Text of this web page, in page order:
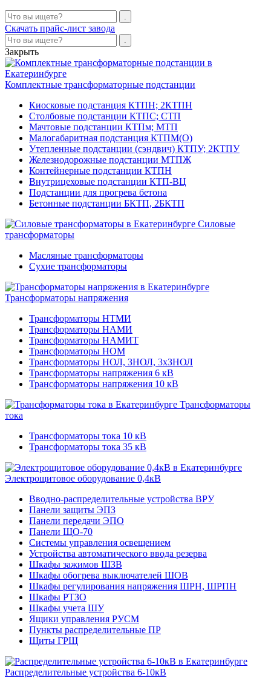
Скачать прайс-лист завода
Закрыть
Комплектные трансформаторные подстанции
Киосковые подстанция КТПН; 2КТПН
Столбовые подстанции КТПС; СТП
Мачтовые подстанции КТПм; МТП
Малогабаритная подстанция КТПМ(О)
Утепленные подстанции (сэндвич) КТПУ; 2КТПУ
Железнодорожные подстанции МТПЖ
Контейнерные подстанции КТПН
Внутрицеховые подстанции КТП-ВЦ
Подстанции для прогрева бетона
Бетонные подстанции БКТП, 2БКТП
Силовые
трансформаторы
Масляные трансформаторы
Сухие трансформаторы
Трансформаторы напряжения
Трансформаторы НТМИ
Трансформаторы НАМИ
Трансформаторы НАМИТ
Трансформаторы НОМ
Трансформаторы НОЛ, ЗНОЛ, 3хЗНОЛ
Трансформаторы напряжения 6 кВ
Трансформаторы напряжения 10 кВ
Трансформаторы
тока
Трансформаторы тока 10 кВ
Трансформаторы тока 35 кВ
Электрощитовое оборудование 0,4кВ
Вводно-распределительные устройства ВРУ
Панели защиты ЭПЗ
Панели передачи ЭПО
Панели ЩО-70
Системы управления освещением
Устройства автоматического ввода резерва
Шкафы зажимов ШЗВ
Шкафы обогрева выключателей ШОВ
Шкафы регулирования напряжения ШРН, ШРПН
Шкафы РТЗО
Шкафы учета ШУ
Ящики управления РУСМ
Пункты распределительные ПР
Щиты ГРЩ
Распределительные устройства 6-10кВ